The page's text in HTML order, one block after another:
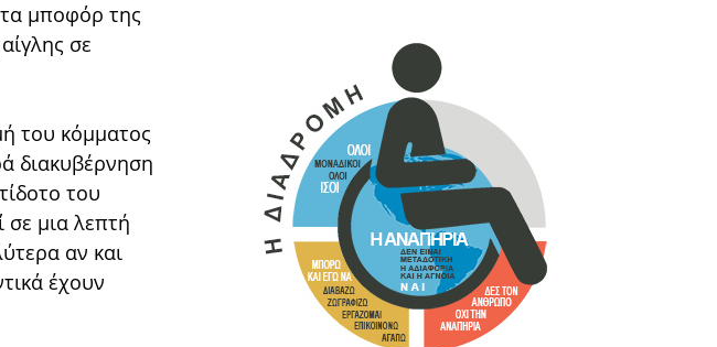
μποφόρ της
σε
του κόμματος
διακυβέρνηση
του
σε μια λεπτή
αν και
έχουν